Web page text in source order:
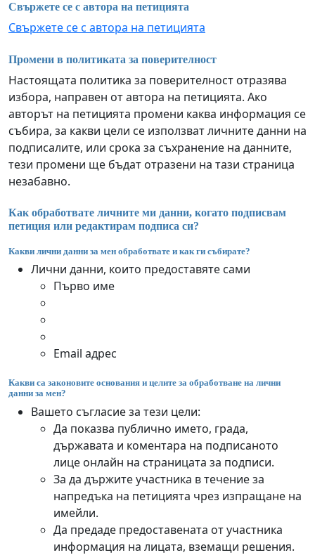
Свържете се с автора на петицията
Свържете се с автора на петицията
Промени в политиката за поверителност
Настоящата политика за поверителност отразява
избора, направен от автора на петицията. Ако
авторът на петицията промени каква информация се
събира, за какви цели се използват личните данни на
подписалите, или срока за съхранение на данните,
тези промени ще бъдат отразени на тази страница
незабавно.
Как обработвате личните ми данни, когато подписвам
петиция или редактирам подписа си?
Какви лични данни за мен обработвате и как ги събирате?
Лични данни, които предоставяте сами
Първо име
Email адрес
Какви са законовите основания и целите за обработване на лични
данни за мен?
Вашето съгласие за тези цели:
Да показва публично името, града,
държавата и коментара на подписаното
лице онлайн на страницата за подписи.
За да държите участника в течение за
напредъка на петицията чрез изпращане на
имейли.
Да предаде предоставената от участника
информация на лицата, вземащи решения.